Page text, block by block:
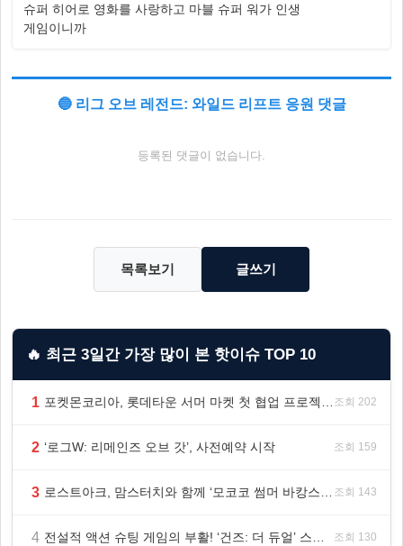
슈퍼 히어로 영화를 사랑하고 마블 슈퍼 워가 인생
게임이니까
🔵 리그 오브 레전드: 와일드 리프트 응원 댓글
등록된 댓글이 없습니다.
목록보기 글쓰기
🔥 최근 3일간 가장 많이 본 핫이슈 TOP 10
1 조회 202
2 ‘로그W: 리메인즈 오브 갓’, 사전예약 시작 조회 159
3 조회 143
4 조회 130